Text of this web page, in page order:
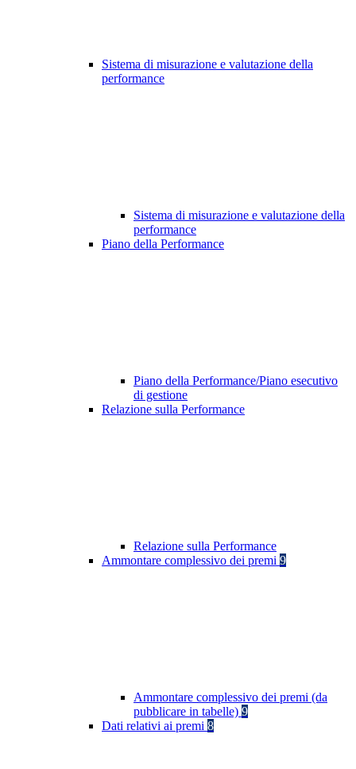
Sistema di misurazione e valutazione della
performance
Sistema di misurazione e valutazione della
performance
Piano della Performance
Piano della Performance/Piano esecutivo
di gestione
Relazione sulla Performance
Relazione sulla Performance
Ammontare complessivo dei premi 9
Ammontare complessivo dei premi (da
pubblicare in tabelle) 9
Dati relativi ai premi 8